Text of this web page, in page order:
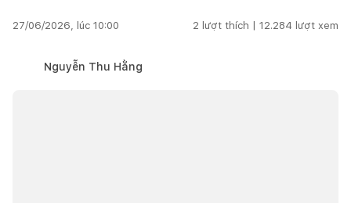
27/06/2026, lúc 10:00 2 lượt thích | 12.284 lượt xem
Nguyễn Thu Hằng